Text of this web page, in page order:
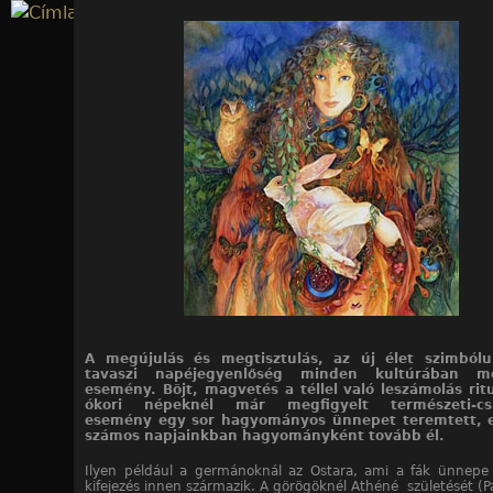
A megújulás és megtisztulás, az új élet
tavaszi napéjegyenlőség minden kultúrában
esemény. Böjt, magvetés a téllel való leszámolás
ókori népeknél már megfigyelt természeti-
esemény egy sor hagyományos ünnepet teremtett,
számos napjainkban hagyományként tovább él.
Ilyen például a germánoknál az Ostara, ami a fák
kifejezés innen származik. A görögöknél Athéné születését